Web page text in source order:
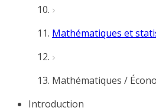
Mathématiques et
Mathématiques /
Introduction